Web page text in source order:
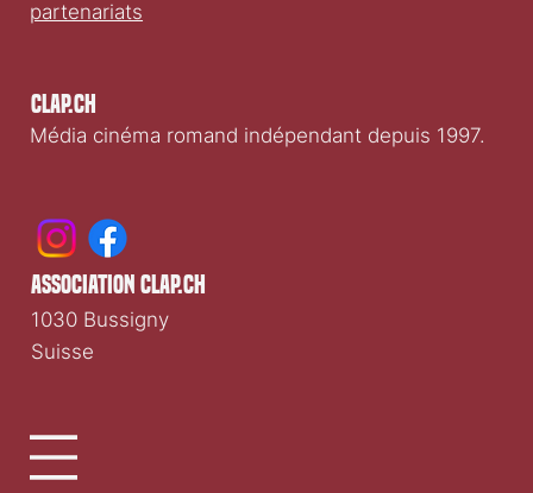
Clap.ch
Média cinéma romand indépendant depuis 1997.
partenariats
association clap.ch
1030 Bussigny
Suisse